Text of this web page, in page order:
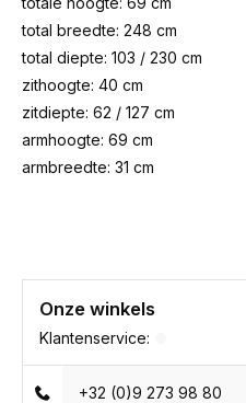
total breedte: 248 cm
total diepte: 103 / 230 cm
zithoogte: 40 cm
zitdiepte: 62 / 127 cm
armhoogte: 69 cm
armbreedte: 31 cm
Onze winkels
Klantenservice:
+32 (0)9 273 98 80